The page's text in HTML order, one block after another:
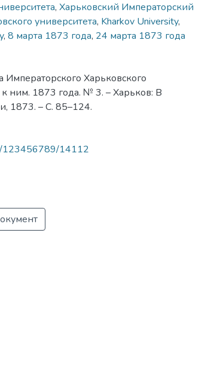
, Харьковский Императорский
университета, Kharkov University,
, 8 марта 1873 года, 24 марта 1873 года
Харьковского
ним. 1873 года. № 3. – Харьков: В
1873. – С. 85–124.
123456789/14112